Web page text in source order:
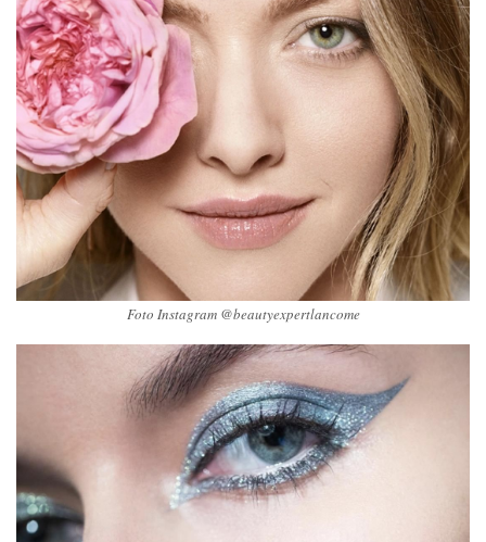
Foto Instagram @beautyexpertlancome